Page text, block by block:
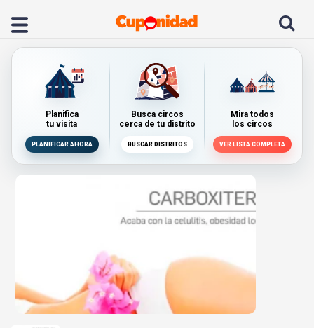
Planifica
tu visita
PLANIFICAR AHORA
Busca circos
cerca de tu distrito
BUSCAR DISTRITOS
Mira todos
los circos
VER LISTA COMPLETA